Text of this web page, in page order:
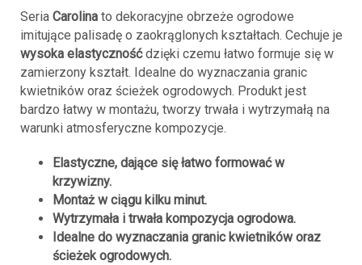
SeriaCarolina to dekoracyjne obrzeże ogrodowe
imitujące palisadę o zaokrąglonych kształtach. Cechuje je
wysoka elastycznośćdzięki czemu łatwo formuje się w
zamierzony kształt. Idealne do wyznaczania granic
kwietników oraz ścieżek ogrodowych. Produkt jest
bardzo łatwy w montażu, tworzy trwała i wytrzymałą na
warunki atmosferyczne kompozycje.
Elastyczne, dające się łatwo formować w
krzywizny.
Montaż w ciągu kilku minut.
Wytrzymała i trwała kompozycja ogrodowa.
Idealne do wyznaczania granic kwietników oraz
ścieżek ogrodowych.